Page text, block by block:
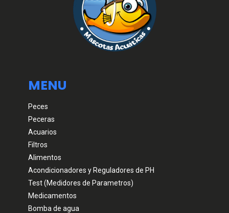
MENU
Peces
Peceras
Acuarios
Filtros
Alimentos
Acondicionadores y Reguladores de PH
Test (Medidores de Parametros)
Medicamentos
Bomba de agua